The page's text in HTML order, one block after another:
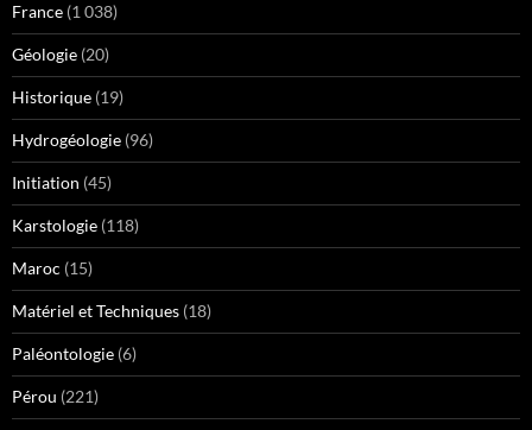
France (1 038)
Géologie (20)
Historique (19)
Hydrogéologie (96)
Initiation (45)
Karstologie (118)
Maroc (15)
Matériel et Techniques (18)
Paléontologie (6)
Pérou (221)